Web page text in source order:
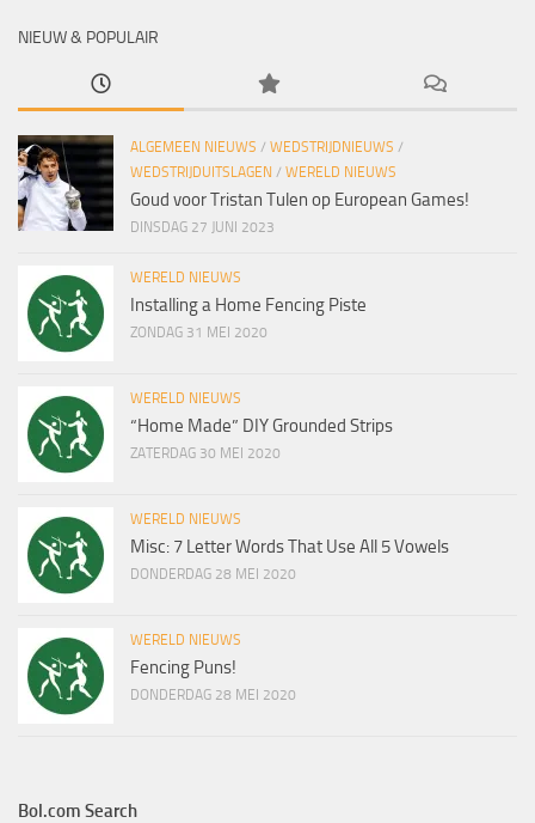
NIEUW & POPULAIR
ALGEMEEN NIEUWS / WEDSTRIJDNIEUWS /
WEDSTRIJDUITSLAGEN / WERELD NIEUWS
Goud voor Tristan Tulen op European Games!
DINSDAG 27 JUNI 2023
WERELD NIEUWS
Installing a Home Fencing Piste
ZONDAG 31 MEI 2020
WERELD NIEUWS
“Home Made” DIY Grounded Strips
ZATERDAG 30 MEI 2020
WERELD NIEUWS
Misc: 7 Letter Words That Use All 5 Vowels
DONDERDAG 28 MEI 2020
WERELD NIEUWS
Fencing Puns!
DONDERDAG 28 MEI 2020
Bol.com Search